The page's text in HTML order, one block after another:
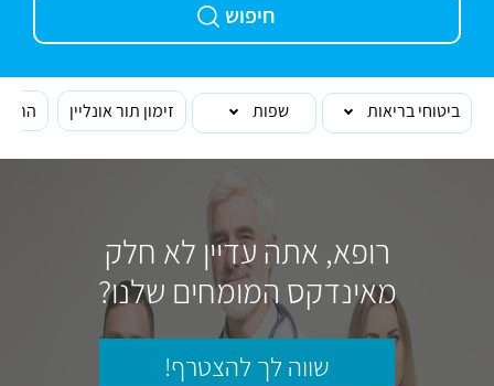
חיפוש
ביטוחי בריאות שפות זימון תור אונליין
רופא, אתה עדיין לא חלק
מאינדקס המומחים שלנו?
שווה לך להצטרף!